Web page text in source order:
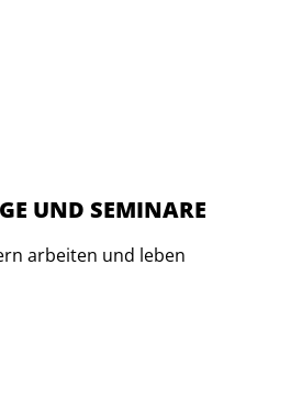
UND SEMINARE
arbeiten und leben